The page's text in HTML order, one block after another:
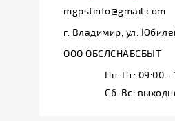
mgpstinfo@gmail.com
г. Владимир, ул.
ООО ОБСЛСНАБСБЫТ
Пн-Пт: 09:00 -
Сб-Вс: